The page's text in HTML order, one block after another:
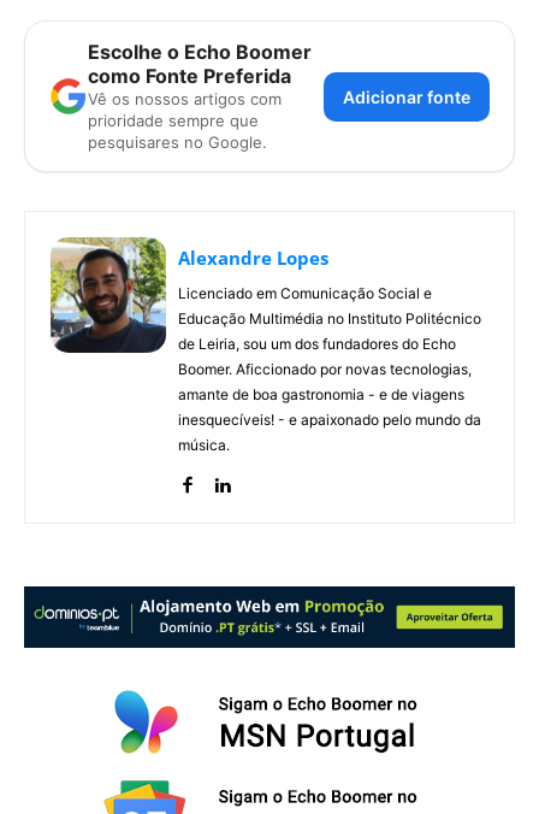
Escolhe o Echo Boomer
como Fonte Preferida
Vê os nossos artigos com
prioridade sempre que
pesquisares no Google.
Adicionar fonte
Alexandre Lopes
Licenciado em Comunicação Social e
Educação Multimédia no Instituto Politécnico
de Leiria, sou um dos fundadores do Echo
Boomer. Aficcionado por novas tecnologias,
amante de boa gastronomia - e de viagens
inesquecíveis! - e apaixonado pelo mundo da
música.